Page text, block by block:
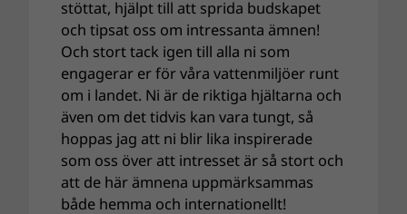
stöttat, hjälpt till att sprida budskapet
och tipsat oss om intressanta ämnen!
Och stort tack igen till alla ni som
engagerar er för våra vattenmiljöer runt
om i landet. Ni är de riktiga hjältarna och
även om det tidvis kan vara tungt, så
hoppas jag att ni blir lika inspirerade
som oss över att intresset är så stort och
att de här ämnena uppmärksammas
både hemma och internationellt!